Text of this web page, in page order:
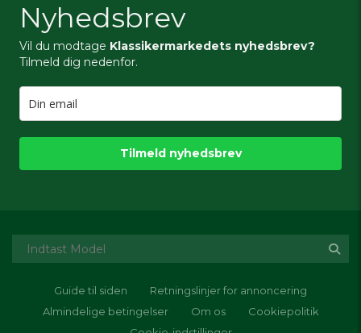
Nyhedsbrev
Vil du modtage Klassikermarkedets nyhedsbrev?
Tilmeld dig nedenfor.
Tilmeld nyhedsbrev
Guide til siden
Retningslinjer for annoncering
Almindelige betingelser
Om os
Cookiepolitik